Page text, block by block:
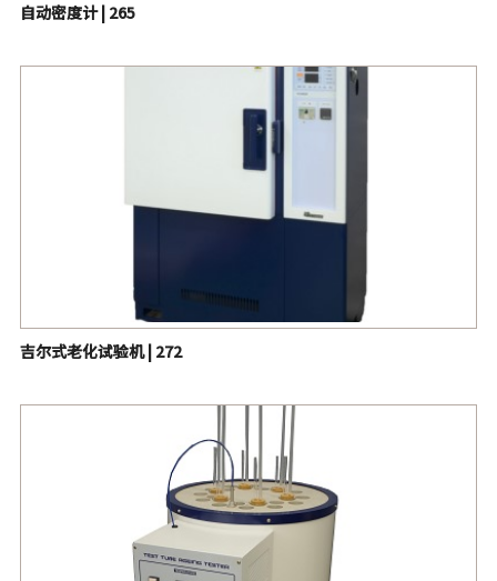
自动密度计 | 265
吉尔式老化试验机 | 272